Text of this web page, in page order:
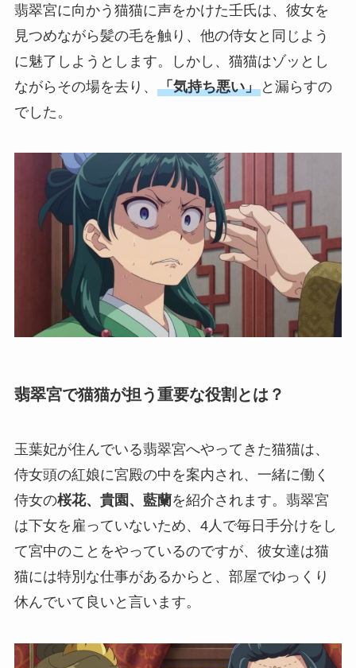
翡翠宮に向かう猫猫に声をかけた壬氏は、彼女を
見つめながら髪の毛を触り、他の侍女と同じよう
に魅了しようとします。しかし、猫猫はゾッとし
ながらその場を去り、 「気持ち悪い」と漏らすの
でした。
翡翠宮で猫猫が担う重要な役割とは？
玉葉妃が住んでいる翡翠宮へやってきた猫猫は、
侍女頭の紅娘に宮殿の中を案内され、一緒に働く
侍女の桜花、貴園、藍蘭を紹介されます。翡翠宮
は下女を雇っていないため、4人で毎日手分けをし
て宮中のことをやっているのですが、彼女達は猫
猫には特別な仕事があるからと、部屋でゆっくり
休んでいて良いと言います。